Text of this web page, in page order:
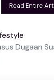
Read Entire
Dugaan